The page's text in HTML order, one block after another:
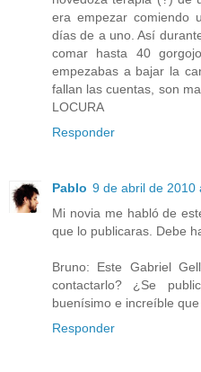
era empezar comiendo
días de a uno. Así
comar hasta 40
empezabas a bajar la
fallan las cuentas, son
LOCURA
Responder
Pablo 9 de abril de 2010
Mi novia me habló de
que lo publicaras. Debe
Bruno: Este Gabriel
contactarlo? ¿Se
buenísimo e increíble
Responder